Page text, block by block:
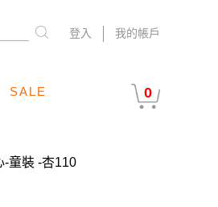
我的帳戶
登入
SALE 0
-童裝 -杏110